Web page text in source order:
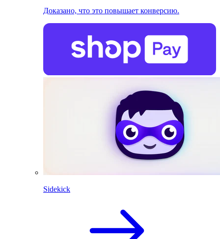
Доказано, что это повышает конверсию.
Sidekick